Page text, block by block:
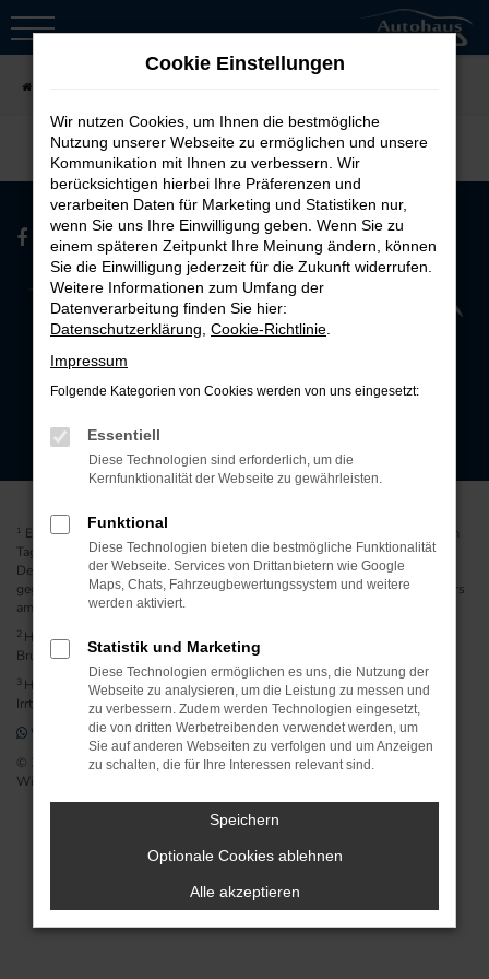
Zum
ZU UNSERER EXPRESS-WERKSTATT
1 Ehemaliger Neupreis (Unverbindliche Preisempfehlung des Herstellers am
Tag der Erstzulassung).
Der errechnete Preisvorteil sowie die angegebene Ersparnis errechnet sich
gegenüber der ehemaligen unverbindlichen Preisempfehlung des Herstellers
am Tag der Erstzulassung (Neupreis).
2 Hierbei handelt es sich um ein Finanzierungs-Angebot. Preise sind
Bruttopreise. Irrtümer vorbehalten.
3 Hierbei handelt es sich um ein Leasing-Angebot. Preise sind Bruttopreise.
Irrtümer vorbehalten.
WhatsApp
Impressum Datenschutz
Cookie Einstellungen
© 2026 Autohaus Wessels Wittmund GmbH | Auricher Str. 27 | DE-26409
Wittmund | info@wessels-wittmund.de |
Cookie Einstellungen
Wir nutzen Cookies, um Ihnen die bestmögliche
Nutzung unserer Webseite zu ermöglichen und unsere
Kommunikation mit Ihnen zu verbessern. Wir
berücksichtigen hierbei Ihre Präferenzen und
verarbeiten Daten für Marketing und Statistiken nur,
wenn Sie uns Ihre Einwilligung geben. Wenn Sie zu
einem späteren Zeitpunkt Ihre Meinung ändern, können
Sie die Einwilligung jederzeit für die Zukunft widerrufen.
Weitere Informationen zum Umfang der
Datenverarbeitung finden Sie hier:
Datenschutzerklärung Cookie-Richtlinie
Impressum
Folgende Kategorien von Cookies werden von uns eingesetzt:
Essentiell
Diese Technologien sind erforderlich, um die
Kernfunktionalität der Webseite zu gewährleisten.
Funktional
Diese Technologien bieten die bestmögliche Funktionalität
der Webseite. Services von Drittanbietern wie Google
Maps, Chats, Fahrzeugbewertungssystem und weitere
werden aktiviert.
Statistik und Marketing
Diese Technologien ermöglichen es uns, die Nutzung der
Webseite zu analysieren, um die Leistung zu messen und
zu verbessern. Zudem werden Technologien eingesetzt,
die von dritten Werbetreibenden verwendet werden, um
Sie auf anderen Webseiten zu verfolgen und um Anzeigen
zu schalten, die für Ihre Interessen relevant sind.
Speichern
Optionale Cookies ablehnen
Alle akzeptieren